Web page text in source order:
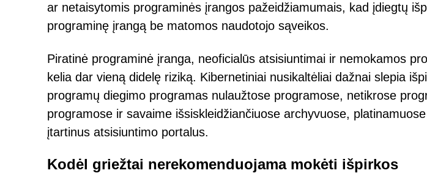
ar netaisytomis programinės įrangos pažeidžiamumais, kad įdiegtų
programinę įrangą be matomos naudotojo sąveikos.
Piratinė programinė įranga, neoficialūs atsisiuntimai ir nemokamos
kelia dar vieną didelę riziką. Kibernetiniai nusikaltėliai dažnai slepia
programų diegimo programas nulaužtose programose, netikrose
programose ir savaime išsiskleidžiančiuose archyvuose,
įtartinus atsisiuntimo portalus.
Kodėl griežtai nerekomenduojama mokėti išpirkos